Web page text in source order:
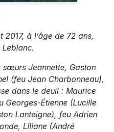
2017, à l’âge de 72 ans,
sœurs Jeannette, Gaston
(feu Jean Charbonneau),
dans le deuil : Maurice
Georges-Étienne (Lucille
Lanteigne), feu Adrien
Liliane (André